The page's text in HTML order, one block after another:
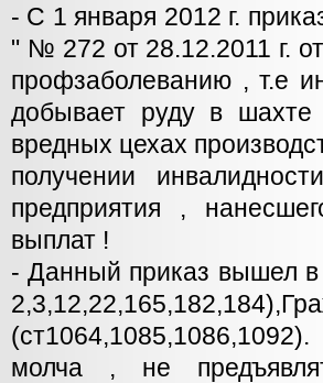
- С 1 января 2012 г.
" № 272 от 28.12.2011 г.
профзаболеванию , т.е
добывает руду в
вредных цехах
получении
предприятия ,
выплат !
- Данный приказ вышел в
молча , не